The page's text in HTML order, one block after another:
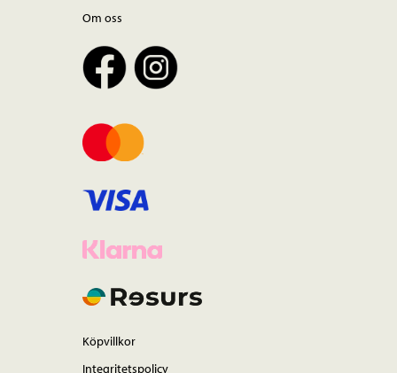
Om oss
Köpvillkor
Integritetspolicy